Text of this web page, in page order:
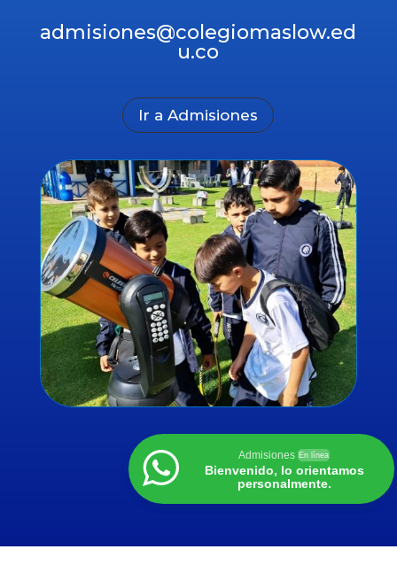
admisiones@colegiomaslow.ed
u.co
Ir a Admisiones
Admisiones En línea
Bienvenido, lo orientamos
personalmente.